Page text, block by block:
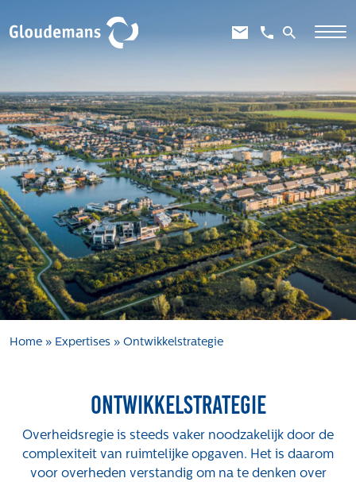
Expertises
Gebiedsontwikkeling
Gebiedseconomie
Grondstrategie en -verwerving
Taxaties overheid
Taxaties zakelijk
Schadevergoedingsrecht
Rentmeesterij
Transities
Tender-light voormalige St. Josefschool in
Tender-light Amundsenstraat Valkenswaard
Concurrentiegerichte dialoog en tenderstrategie
Home » Expertises » Ontwikkelstrategie
Ontwikkelstrategie
Overheidsregie is steeds vaker noodzakelijk door de
complexiteit van ruimtelijke opgaven. Het is daarom
voor overheden verstandig om na te denken over